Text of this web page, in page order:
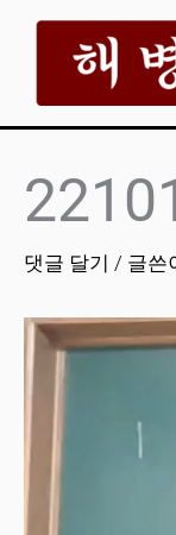
로
댓글 달기 / 글쓴